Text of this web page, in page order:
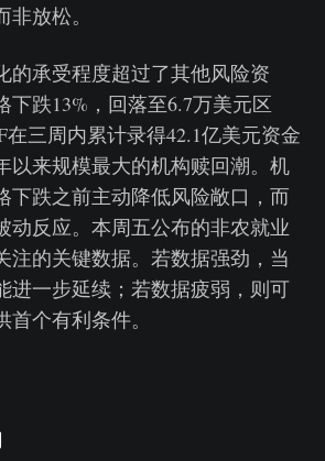
放松。
的承受程度超过了其他风险资
下跌13%，回落至6.7万美元区
在三周内累计录得42.1亿美元资金
以来规模最大的机构赎回潮。机
下跌之前主动降低风险敞口，而
动反应。本周五公布的非农就业
注的关键数据。若数据强劲，当
进一步延续；若数据疲弱，则可
个有利条件。